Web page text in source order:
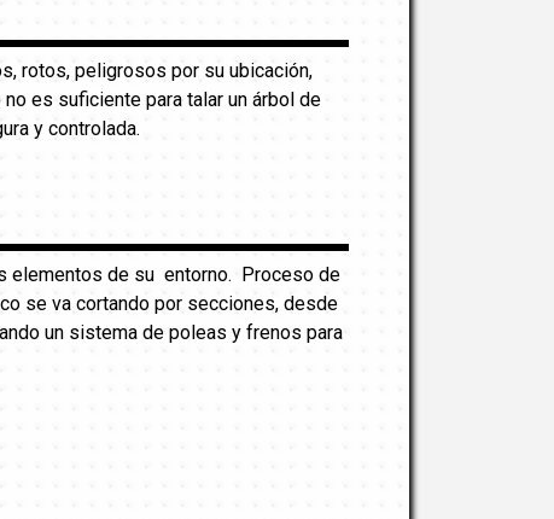
rotos, peligrosos por su ubicación,
es suficiente para talar un árbol de
y controlada.
elementos de su entorno. Proceso de
se va cortando por secciones, desde
un sistema de poleas y frenos para